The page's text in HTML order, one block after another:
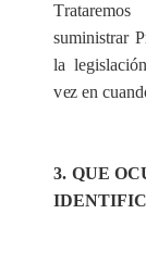
Trataremos
suministrarP
la legislac
vez encua
3. QUE
IDENTIFIC